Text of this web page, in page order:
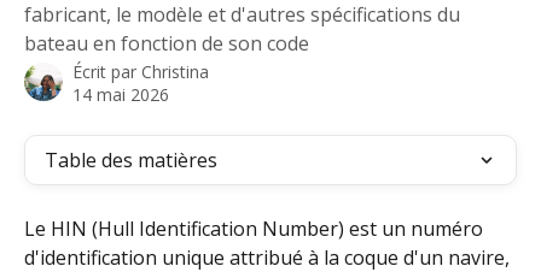
fabricant, le modèle et d'autres spécifications du
bateau en fonction de son code
Écrit par Christina
14 mai 2026
Table des matières
Le HIN (Hull Identification Number) est un numéro
d'identification unique attribué à la coque d'un navire,